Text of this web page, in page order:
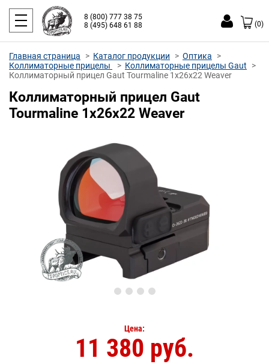
8 (800) 777 38 75
8 (495) 648 61 88
(0)
Главная страница Каталог продукции
Оптика
Коллиматорные прицелы
Коллиматорные прицелы Gaut
Коллиматорный прицел Gaut Tourmaline 1x26x22 Weaver
Коллиматорный прицел Gaut
Tourmaline 1x26x22 Weaver
Цена:
11 380 руб.